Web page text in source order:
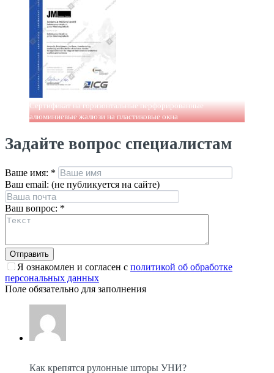
Сертификат на горизонтальные перфорированные
алюминиевые жалюзи на пластиковые окна
Задайте вопрос специалистам
Ваше имя: *
Ваш email: (не публикуется на сайте)
Ваш вопрос: *
Я ознакомлен и согласен с политикой об обработке
персональных данных
Поле обязательно для заполнения
Как крепятся рулонные шторы УНИ?